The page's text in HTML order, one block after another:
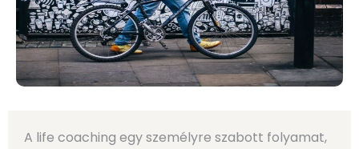
A life coaching egy személyre szabott folyamat,